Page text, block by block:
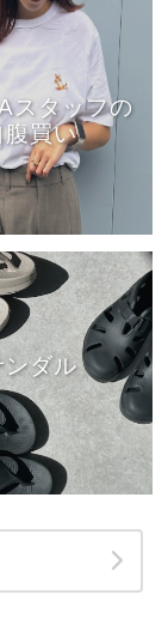
スタッフの
腹買い
ンダル